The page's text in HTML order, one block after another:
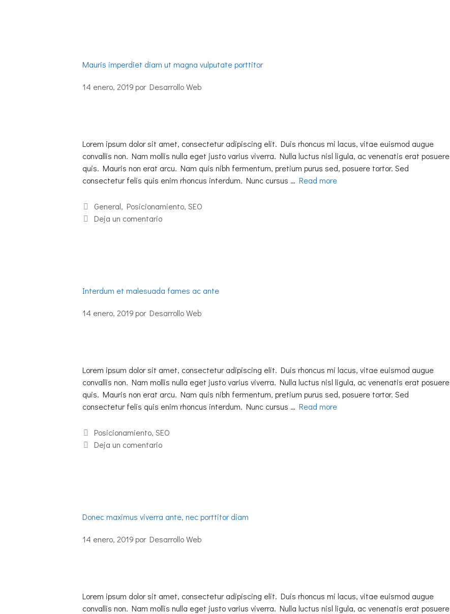
Mauris imperdiet diam ut magna vulputate porttitor
14 enero, 2019por Desarrollo Web
Lorem ipsum dolor sit amet, consectetur adipiscing elit. Duis rhoncus mi lacus, vitae euismod augue
convallis non. Nam mollis nulla eget justo varius viverra. Nulla luctus nisl ligula, ac venenatis erat posuere
quis. Mauris non erat arcu. Nam quis nibh fermentum, pretium purus sed, posuere tortor. Sed
consectetur felis quis enim rhoncus interdum. Nunc cursus … Read more
General, Posicionamiento, SEO
Deja un comentario
Interdum et malesuada fames ac ante
14 enero, 2019por Desarrollo Web
Lorem ipsum dolor sit amet, consectetur adipiscing elit. Duis rhoncus mi lacus, vitae euismod augue
convallis non. Nam mollis nulla eget justo varius viverra. Nulla luctus nisl ligula, ac venenatis erat posuere
quis. Mauris non erat arcu. Nam quis nibh fermentum, pretium purus sed, posuere tortor. Sed
consectetur felis quis enim rhoncus interdum. Nunc cursus … Read more
Posicionamiento, SEO
Deja un comentario
Donec maximus viverra ante, nec porttitor diam
14 enero, 2019por Desarrollo Web
Lorem ipsum dolor sit amet, consectetur adipiscing elit. Duis rhoncus mi lacus, vitae euismod augue
convallis non. Nam mollis nulla eget justo varius viverra. Nulla luctus nisl ligula, ac venenatis erat posuere